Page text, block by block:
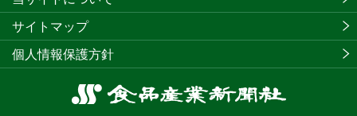
食
サイトマップ
個人情報保護方針